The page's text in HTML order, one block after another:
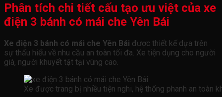
Phân tích chi tiết cấu tạo ưu việt của xe
điện 3 bánh có mái che Yên Bái
Xe điện 3 bánh có mái che Yên Bái được thiết kế dựa trên
sự thấu hiểu về nhu cầu an toàn tối đa. Xe tiện dụng cho người
già, người khuyết tật tại vùng cao.
Xe được trang bị nhiều tiện nghi, hệ thống phanh an toàn